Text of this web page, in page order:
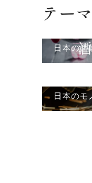
テー
日本の酒
日本のモ